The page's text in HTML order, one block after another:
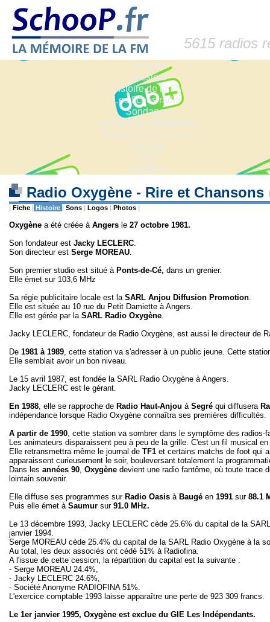
5615 radios
Accueil
Dossiers
Histoire de la FM
Les fiches radio
Sondages
Anciennes fréquences
Fréquences actuelles
Lexique
Liens
Contact
Radio Oxygène - Rire et Chansons
| Fiche | Histoire | Sons | Logos | Photos |
Oxygène a été créée à Angers le 27 octobre 1981.
Son fondateur est Jacky LECLERC.
Son directeur est Serge MOREAU.
Son premier studio est situé à Ponts-de-Cé, dans un grenier.
Elle émet sur 103,6 MHz
Sa régie publicitaire locale est la SARL Anjou Diffusion Promotion.
Elle est située au 10 rue du Petit Damiette à Angers.
Elle est gérée par la SARL Radio Oxygène.
Jacky LECLERC, fondateur de Radio Oxygène, est aussi le directeur de
De 1981 à 1989, cette station va s'adresser à un public jeune. Cette
Elle semblait avoir un bon niveau.
Le 15 avril 1987, est fondée la SARL Radio Oxygène à Angers.
Jacky LECLERC est le gérant.
En 1988, elle se rapproche de Radio Haut-Anjou àSegré qui diffusera
indépendance lorsque Radio Oxygène connaîtra ses premières difficultés.
A partir de 1990, cette station va sombrer dans le symptôme des radios-
Les animateurs disparaissent peu à peu de la grille. C'est un fil musical
Elle retransmettra même le journal de TF1 et certains matchs de foot qui
apparaissent curieusement le soir, bouleversant totalement la
Dans les années 90, Oxygène devient une radio fantôme, où toute trace
lointain souvenir.
Elle diffuse ses programmes sur Radio Oasis à Baugé en 1991 sur 88.1
Puis elle émet àSaumur sur91.0 MHz.
Le 13 décembre 1993, Jacky LECLERC cède 25.6% du capital de la
janvier 1994.
Serge MOREAU cède 25.4% du capital de la SARL Radio Oxygène à la
Au total, les deux associés ont cédé 51% à Radiofina.
A l'issue de cette cession, la répartition du capital est la suivante :
- Serge MOREAU 24.4%,
- Jacky LECLERC 24.6%,
- Société Anonyme RADIOFINA 51%.
L'exercice comptable 1993 laisse apparaître une perte de 923 309 francs.
Le 1er janvier 1995, Oxygène est exclue du GIE Les Indépendants.